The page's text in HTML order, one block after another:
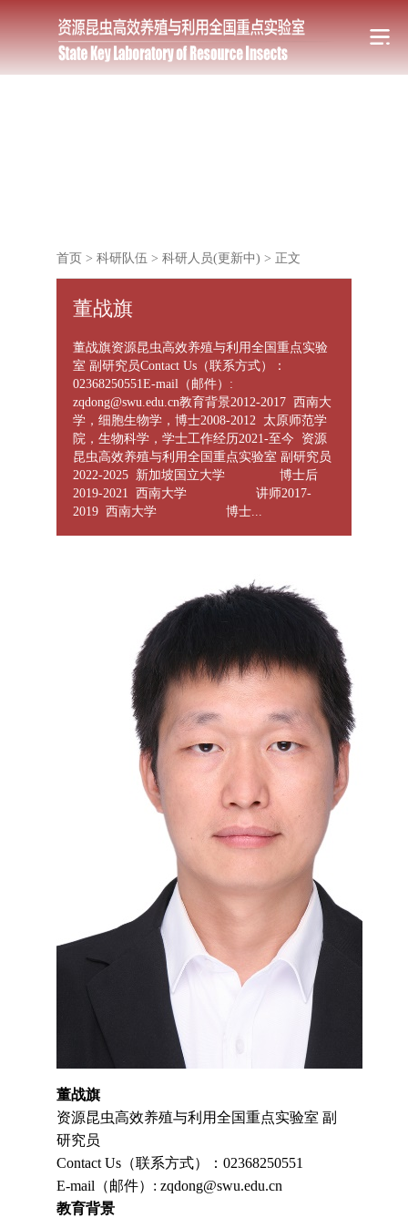
首页 > 科研队伍 > 科研人员(更新中) > 正文
董战旗
董战旗资源昆虫高效养殖与利用全国重点实验
室 副研究员Contact Us（联系方式）：
02368250551E-mail（邮件）:
zqdong@swu.edu.cn教育背景2012-2017 西南大
学，细胞生物学，博士2008-2012 太原师范学
院，生物科学，学士工作经历2021-至今 资源
昆虫高效养殖与利用全国重点实验室 副研究员
2022-2025 新加坡国立大学 博士后
2019-2021 西南大学 讲师2017-
2019 西南大学 博士...
董战旗
资源昆虫高效养殖与利用全国重点实验室 副
研究员
Contact Us（联系方式）：02368250551
E-mail（邮件）: zqdong@swu.edu.cn
教育背景